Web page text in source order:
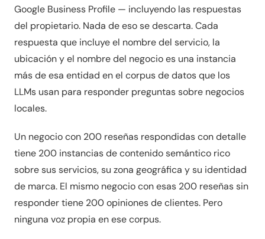
Google Business Profile — incluyendo las respuestas
del propietario. Nada de eso se descarta. Cada
respuesta que incluye el nombre del servicio, la
ubicación y el nombre del negocio es una instancia
más de esa entidad en el corpus de datos que los
LLMs usan para responder preguntas sobre negocios
locales.
Un negocio con 200 reseñas respondidas con detalle
tiene 200 instancias de contenido semántico rico
sobre sus servicios, su zona geográfica y su identidad
de marca. El mismo negocio con esas 200 reseñas sin
responder tiene 200 opiniones de clientes. Pero
ninguna voz propia en ese corpus.